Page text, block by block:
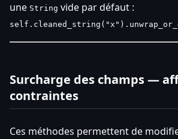
une String vide par défaut :
Surcharge des champs —
contraintes
Ces méthodes permettent de